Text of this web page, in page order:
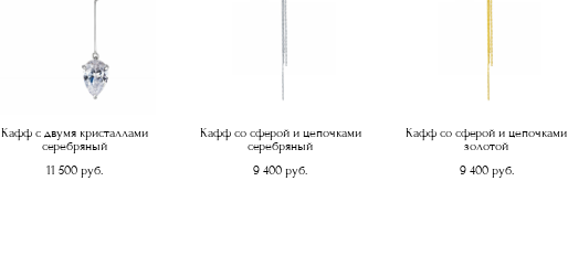
Кафф с двумя кристаллами
серебряный
11 500 pуб.
Кафф со сферой и цепочками
серебряный
9 400 pуб.
Кафф со сферой и цепочками
золотой
9 400 pуб.